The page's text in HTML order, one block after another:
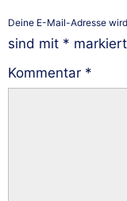
Deine E-Mail-Adresse
sind mit * markiert
Kommentar *